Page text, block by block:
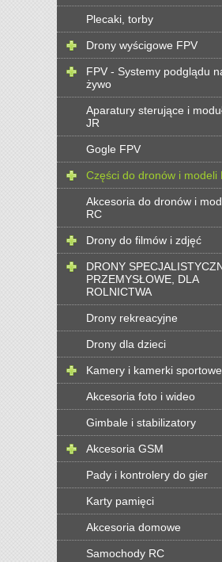
Plecaki, torby
Drony wyścigowe FPV
FPV - Systemy podglądu
żywo
Aparatury sterujące i
JR
Gogle FPV
Części do dronów i modeli
Akcesoria do dronów i
RC
Drony do filmów i zdjęć
DRONY
PRZEMYSŁOWE, DLA
ROLNICTWA
Drony rekreacyjne
Drony dla dzieci
Kamery i kamerki sportowe
Akcesoria foto i wideo
Gimbale i stabilizatory
Akcesoria GSM
Pady i kontrolery do gier
Karty pamięci
Akcesoria domowe
Samochody RC